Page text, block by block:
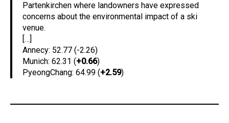
Partenkirchen where landowners have expressed
concerns about the environmental impact of a ski
venue.
[…]
Annecy: 52.77 (-2.26)
Munich: 62.31 (+0.66)
PyeongChang: 64.99 (+2.59)